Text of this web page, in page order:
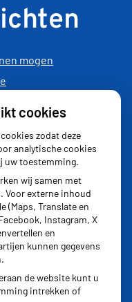
mogen
ziekte meer: aantal
betekent zonder
Utrecht vanwege
bacterie kan baby’s
cookies
zodat deze
analytische cookies
uw toestemming.
wij samen met
Voor externe inhoud
(Maps, Translate en
Instagram, X
en
kunnen gegevens
de website kunt u
intrekken of